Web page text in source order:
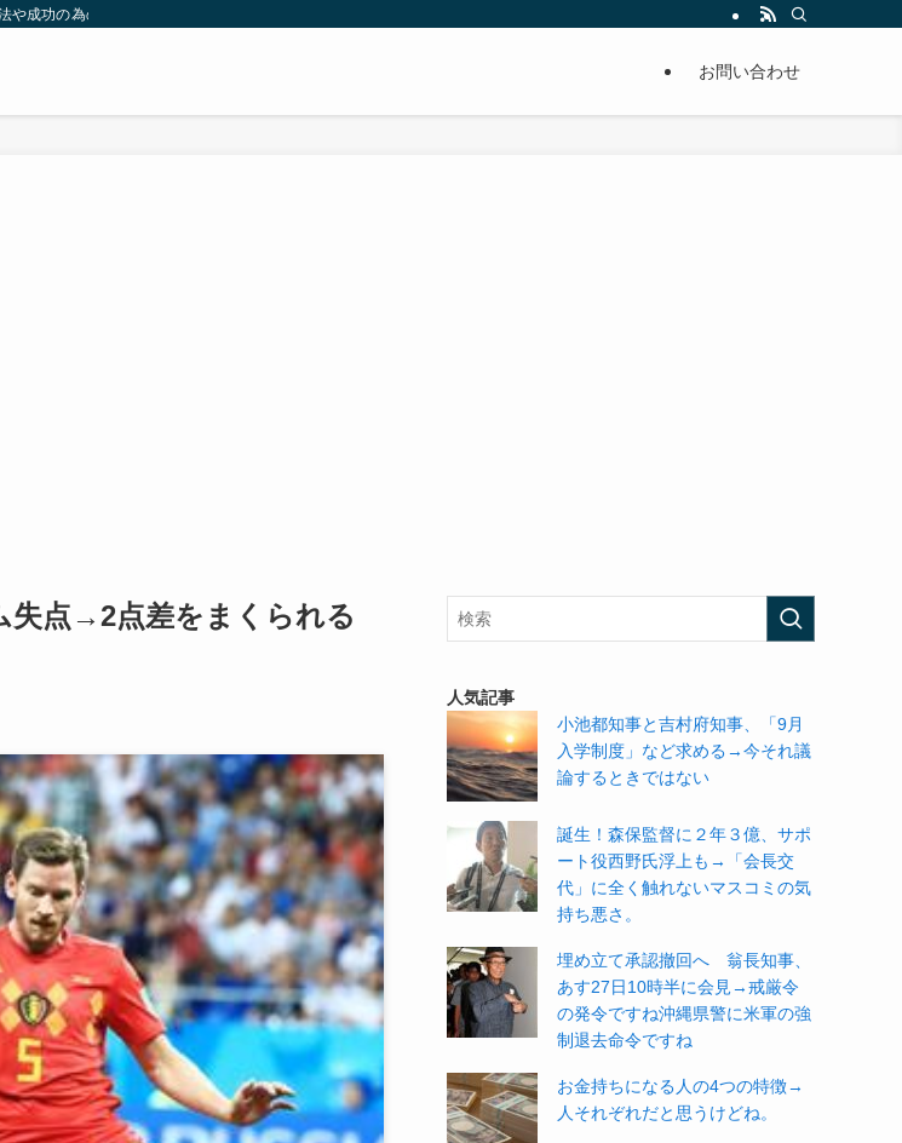
成功の為の秘訣等。太ったり悩んでいる方々が簡単に痩せることが出来るように分かりやすくまとめています。
お問い合わせ
失点→2点差をまくられる
人気記事
小池都知事と吉村府知事、「9月
入学制度」など求める→今それ議
論するときではない
誕生！森保監督に２年３億、サポ
ート役西野氏浮上も→「会長交
代」に全く触れないマスコミの気
持ち悪さ。
埋め立て承認撤回へ 翁長知事、
あす27日10時半に会見→戒厳令
の発令ですね沖縄県警に米軍の強
制退去命令ですね
お金持ちになる人の4つの特徴→
人それぞれだと思うけどね。